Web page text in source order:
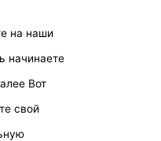
на наши
начинаете
Вот
свой